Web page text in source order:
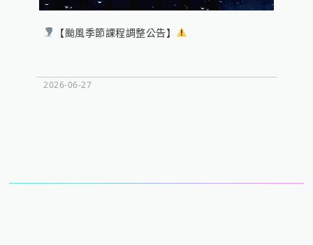
【颱風季節課程調整公告】
2026-06-27